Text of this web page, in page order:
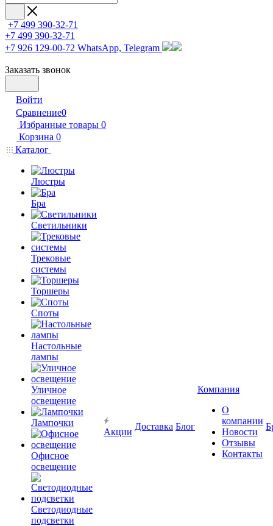
+7 499 390-32-71
+7 499 390-32-71
+7 926 129-00-72 WhatsApp, Telegram
Заказать звонок
Войти
Сравнение0
Избранные товары 0
Корзина 0
Каталог
Люстры
Бра
Светильники
Трековые
системы
Торшеры
Споты
Настольные
лампы
Уличное
освещение
Лампочки
Офисное
освещение
Светодиодные
подсветки
Акции
Доставка Блог
Компания
О
компании
Новости
Отзывы
Контакты